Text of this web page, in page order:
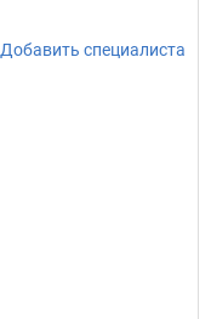
Добавить специалиста